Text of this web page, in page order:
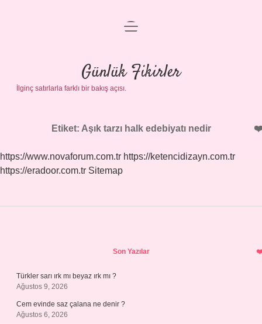
Anasayfa
Gizlilik Politikası
Yasal Uyarı
menüyü
Günlük Fikirler
İlginç satırlarla farklı bir bakış açısı.
Etiket: Aşık tarzı halk edebiyatı nedir
https://www.novaforum.com.tr https://ketencidizayn.com.tr
https://eradoor.com.tr Sitemap
Son Yazılar
Türkler sarı ırk mı beyaz ırk mı ?
Ağustos 9, 2026
Cem evinde saz çalana ne denir ?
Ağustos 6, 2026